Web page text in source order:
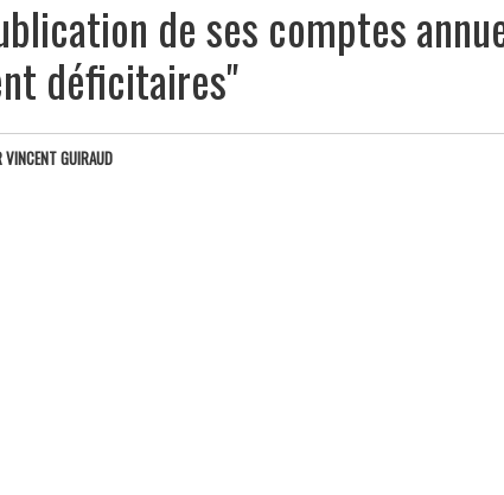
de ses comptes
déficitaires"
VINCENT GUIRAUD